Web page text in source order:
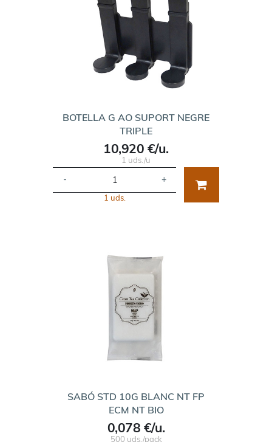
BOTELLA G AO SUPORT NEGRE
TRIPLE
10,920 €/u.
1 uds./u
- +
1 uds.
SABÓ STD 10G BLANC NT FP
ECM NT BIO
0,078 €/u.
500 uds./pack